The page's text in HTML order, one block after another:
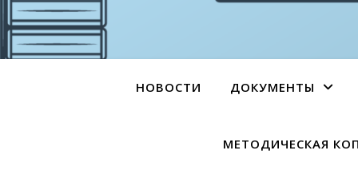
НОВОСТИ ДОКУМЕНТЫ
МЕТОДИЧЕСКАЯ